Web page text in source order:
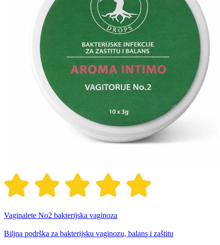
Vaginalete No2 bakterijska vaginoza
Biljna podrška za bakterijsku vaginozu, balans i zaštitu